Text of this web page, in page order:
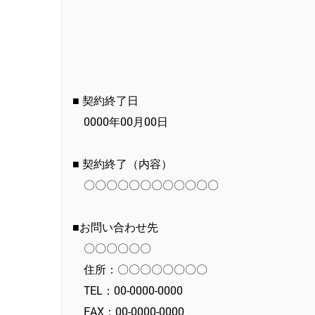
■ 契約終了日
0000年00月00日
■ 契約終了（内容）
〇〇〇〇〇〇〇〇〇〇〇〇
■お問い合わせ先
〇〇〇〇〇〇
住所：〇〇〇〇〇〇〇〇
TEL：00-0000-0000
FAX：00-0000-0000